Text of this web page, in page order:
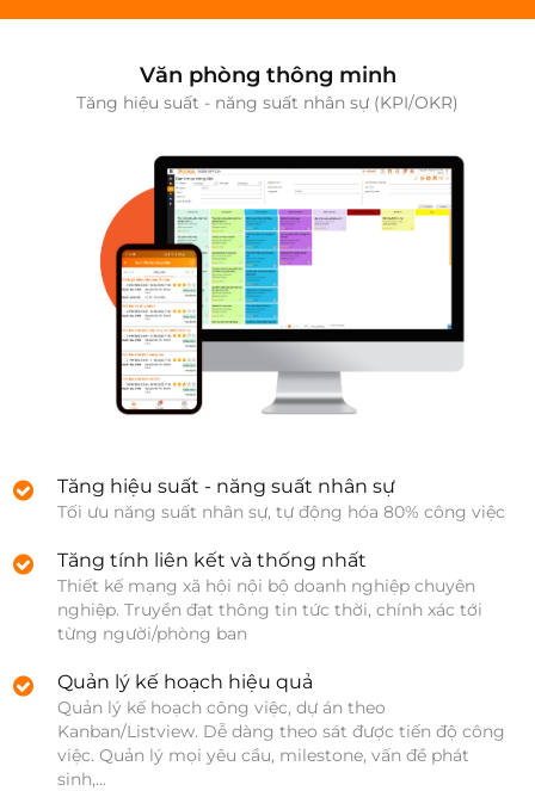
Văn phòng thông minh
Tăng hiệu suất - năng suất nhân sự (KPI/OKR)
Tăng hiệu suất - năng suất nhân sự
Tối ưu năng suất nhân sự, tự động hóa 80% công việc
Tăng tính liên kết và thống nhất
Thiết kế mạng xã hội nội bộ doanh nghiệp chuyên
nghiệp. Truyền đạt thông tin tức thời, chính xác tới
từng người/phòng ban
Quản lý kế hoạch hiệu quả
Quản lý kế hoạch công việc, dự án theo
Kanban/Listview. Dễ dàng theo sát được tiến độ công
việc. Quản lý mọi yêu cầu, milestone, vấn đề phát
sinh,...